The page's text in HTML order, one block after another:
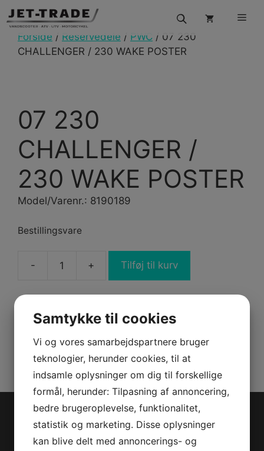
Hop
til
indholdForside / Reservedele / PWC / 07 230
CHALLENGER / 230 WAKE POSTER
07 230
CHALLENGER /
230 WAKE POSTER
Model/Varenr.: 8190189
Bestillingsvare
-
/
WAKE
POSTER
antal
+ Tilføj til kurv
Varenummer (SKU):8190189
Kategorier:
Reservedele
Jet-Trade Powersport
Samtykke til cookies
Vi og vores samarbejdspartnere bruger
teknologier, herunder cookies, til at
indsamle oplysninger om dig til forskellige
formål, herunder: Tilpasning af annoncering,
bedre brugeroplevelse, funktionalitet,
statistik og marketing. Disse oplysninger
kan blive delt med annoncerings- og